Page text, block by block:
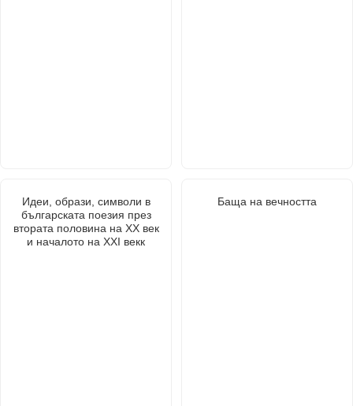
Идеи, образи, символи в
българската поезия през
втората половина на ХХ век
и началото на ХХI векк
Баща на вечността